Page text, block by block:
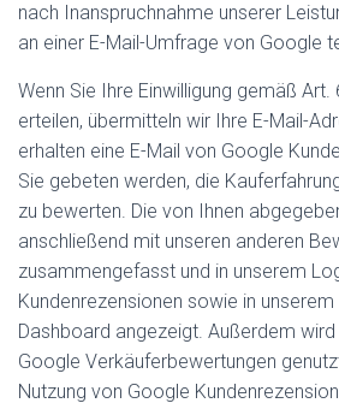
nach Inanspruchnahme unserer
an einer E-Mail-Umfrage von Google
Wenn Sie Ihre Einwilligung gemäß Art.
erteilen, übermitteln wir Ihre E-Mail-
erhalten eine E-Mail von Google
Sie gebeten werden, die
zu bewerten. Die von Ihnen
anschließend mit unseren anderen
zusammengefasst und in unserem
Kundenrezensionen sowie in
Dashboard angezeigt. Außerdem
Google Verkäuferbewertungen
Nutzung von Google